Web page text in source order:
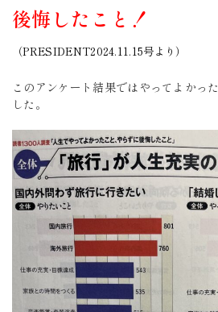
後悔したこと！
（PRESIDENT2024.11.15号より）
このアンケート結果ではやってよかっ
した。